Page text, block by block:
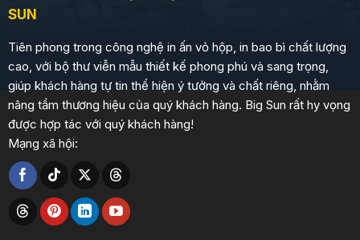
SUN
Tiên phong trong công nghệ in ấn vỏ hộp, in bao bì chất lượng
cao, với bộ thư viễn mẫu thiết kế phong phú và sang trọng,
giúp khách hàng tự tin thể hiện ý tưởng và chất riêng, nhằm
nâng tầm thương hiệu của quý khách hàng. Big Sun rất hy vọng
được hợp tác với quý khách hàng!
Mạng xã hội: